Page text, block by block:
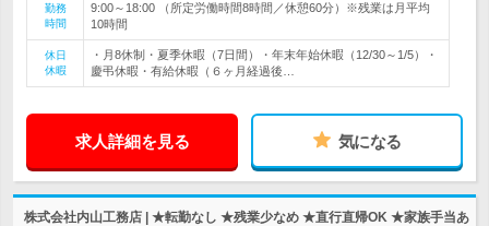
勤務
時間
9:00～18:00 （所定労働時間8時間／休憩60分）※残業は月平均
10時間
休日
休暇
・月8休制・夏季休暇（7日間）・年末年始休暇（12/30～1/5）・
慶弔休暇・有給休暇（６ヶ月経過後…
求人詳細を見る 気になる
株式会社内山工務店 | ★転勤なし ★残業少なめ ★直行直帰OK ★家族手当あ